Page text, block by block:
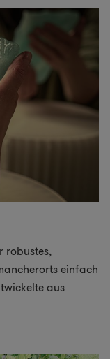
robustes,
einfach
aus